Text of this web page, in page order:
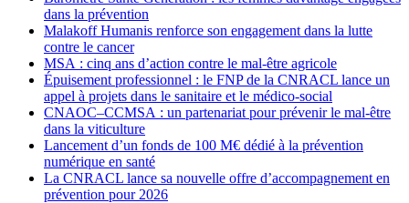
dans la prévention
Malakoff Humanis renforce son engagement dans la lutte
contre le cancer
MSA : cinq ans d’action contre le mal-être agricole
Épuisement professionnel : le FNP de la CNRACL lance un
appel à projets dans le sanitaire et le médico-social
CNAOC–CCMSA : un partenariat pour prévenir le mal-être
dans la viticulture
Lancement d’un fonds de 100 M€ dédié à la prévention
numérique en santé
La CNRACL lance sa nouvelle offre d’accompagnement en
prévention pour 2026